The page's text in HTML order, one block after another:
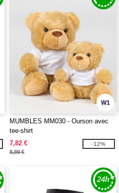
W1
MUMBLES MM030 - Ourson avec
tee-shirt
7,82 €
8,89 €
-12%